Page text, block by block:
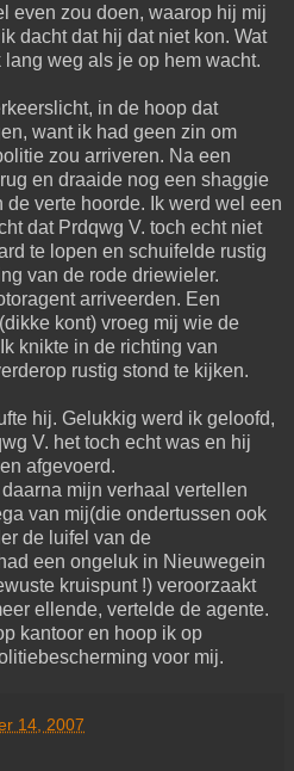
even zou doen, waarop hij mij
dacht dat hij dat niet kon. Wat
weg als je op hem wacht.
in de hoop dat
want ik had geen zin om
zou arriveren. Na een
en draaide nog een shaggie
verte hoorde. Ik werd wel een
dat Prdqwg V. toch echt niet
te lopen en schuifelde rustig
van de rode driewieler.
arriveerden. Een
kont) vroeg mij wie de
knikte in de richting van
rustig stond te kijken.
hij. Gelukkig werd ik geloofd,
V. het toch echt was en hij
afgevoerd.
mijn verhaal vertellen
van mij(die ondertussen ook
de luifel van de
een ongeluk in Nieuwegein
kruispunt !) veroorzaakt
ellende, vertelde de agente.
kantoor en hoop ik op
voor mij.
14, 2007